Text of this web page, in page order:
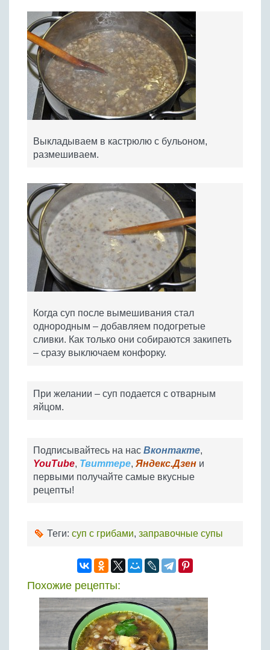
Выкладываем в кастрюлю с бульоном,
размешиваем.
Когда суп после вымешивания стал
однородным – добавляем подогретые
сливки. Как только они собираются закипеть
– сразу выключаем конфорку.
При желании – суп подается с отварным
яйцом.
Подписывайтесь на нас Вконтакте,
YouTube, Твиттере, Яндекс.Дзен и
первыми получайте самые вкусные
рецепты!
Теги: суп с грибами, заправочные супы
Похожие рецепты: